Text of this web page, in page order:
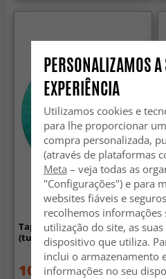
Tapete redondo - Artena
(turquesa)
109.99 € 149.99 €
PERSONALIZAMOS A
EXPERIÊNCIA
Utilizamos cookies e
para lhe proporcionar
compra personalizada,
(através de plataformas
Meta – veja todas as
"Configurações") e para
websites fiáveis e
recolhemos informações
utilização do site, as
dispositivo que utiliza.
inclui o armazenamento
informações no seu